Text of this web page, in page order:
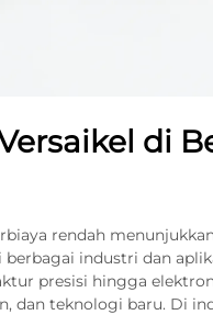
di
rendah
berbagai industri dan
presisi hingga
dan teknologi baru. Di